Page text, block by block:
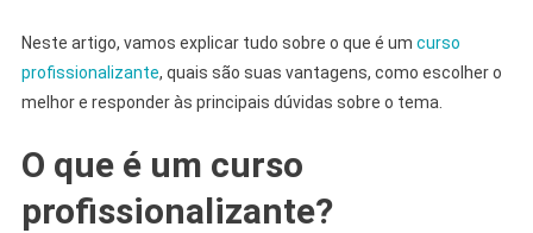
Neste artigo, vamos explicar tudo sobre o que é um curso
profissionalizante, quais são suas vantagens, como escolher o
melhor e responder às principais dúvidas sobre o tema.
O que é um curso
profissionalizante?